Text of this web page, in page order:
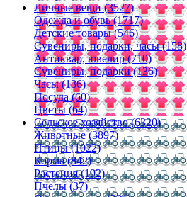
Личные вещи (3527)
Одежда и обувь (1717)
Детские товары (546)
Сувениры, подарки, часы (158)
Антиквар, ювелир (710)
Сувениры, подарки (136)
Часы (136)
Посуда (60)
Цветы (64)
Сельское хозяйство (6320)
Животные (3897)
Птицы (1022)
Корма (842)
Растения (192)
Пчелы (37)